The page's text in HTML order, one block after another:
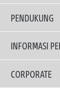
TRUCKS & BUSES
Ban
Ban Touring
Ban Hemat
Email Kami
PENDUKUNG
Privacy
Terms Of Use
INFORMASI
Mengapa
CORPORATE